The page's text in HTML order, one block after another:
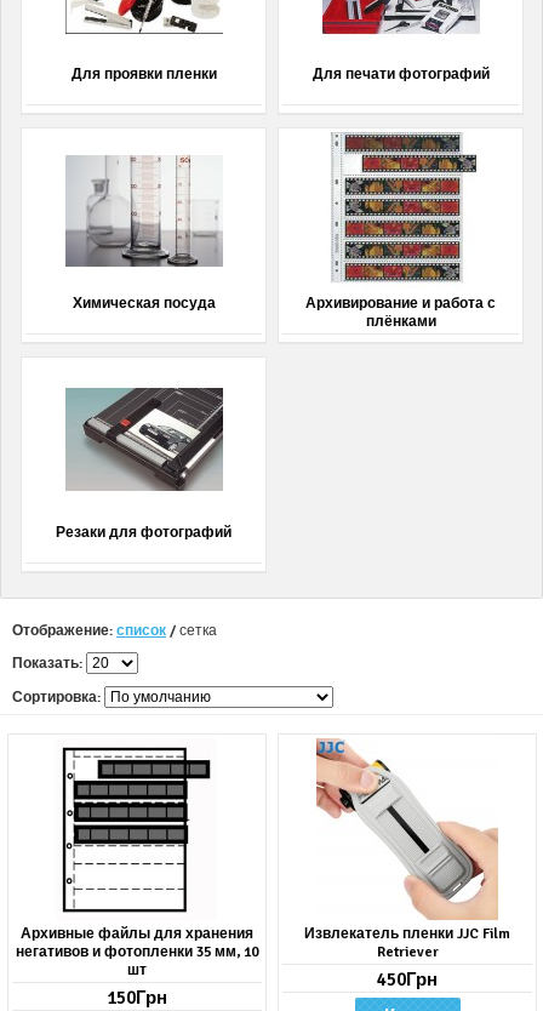
Для проявки пленки Для печати фотографий
Химическая посуда
Архивирование и работа с
плёнками
Резаки для фотографий
Отображение: список / сетка
Показать:
Сортировка:
Архивные файлы для хранения
негативов и фотопленки 35 мм, 10
шт
150Грн
Извлекатель пленки JJC Film
Retriever
450Грн